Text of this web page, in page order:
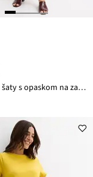
Košeľové šaty s opaskom na zaviazanie